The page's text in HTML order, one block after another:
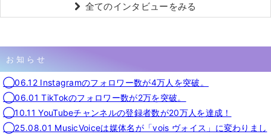
全てのインタビューをみる
お知らせ
◯06.12 Instagramのフォロワー数が4万人を突破。
◯06.01 TikTokのフォロワー数が2万を突破。
◯10.11 YouTubeチャンネルの登録者数が20万人を達成！
◯25.08.01 MusicVoiceは媒体名が「vois ヴォイス」に変わりまし